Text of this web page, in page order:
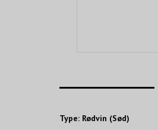
Type: Rødvin (Sød)